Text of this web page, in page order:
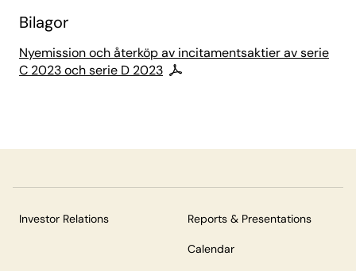
Bilagor
Nyemission och återköp av incitamentsaktier av serie
C 2023 och serie D 2023
Investor Relations Reports & Presentations
Calendar